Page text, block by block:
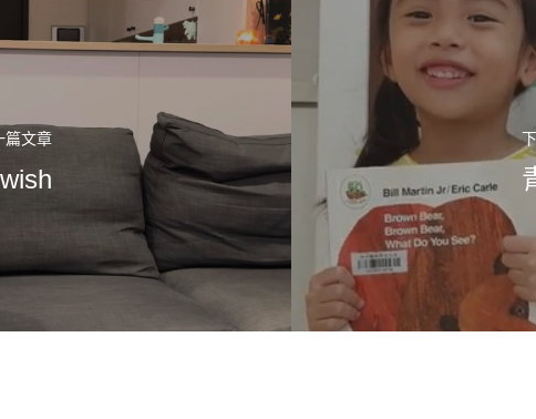
篇文章